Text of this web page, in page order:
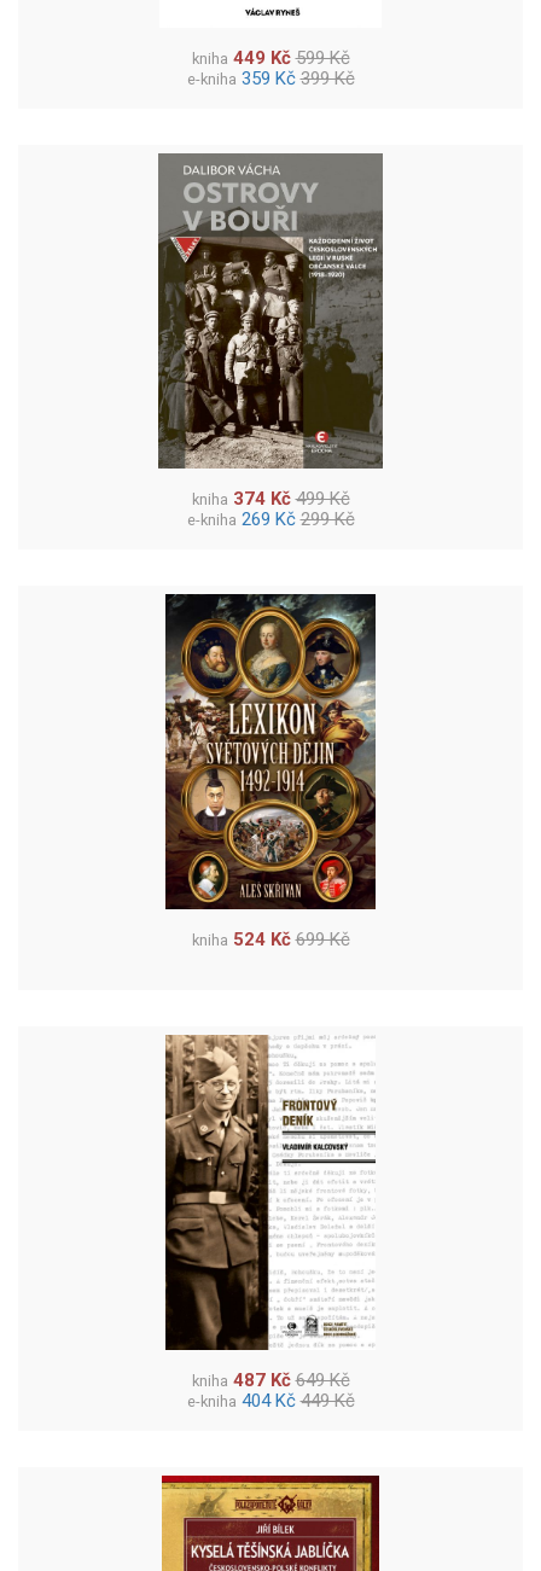
kniha 449 Kč 599 Kč
e-kniha 359 Kč 399 Kč
kniha 374 Kč 499 Kč
e-kniha 269 Kč 299 Kč
kniha 524 Kč 699 Kč
kniha 487 Kč 649 Kč
e-kniha 404 Kč 449 Kč